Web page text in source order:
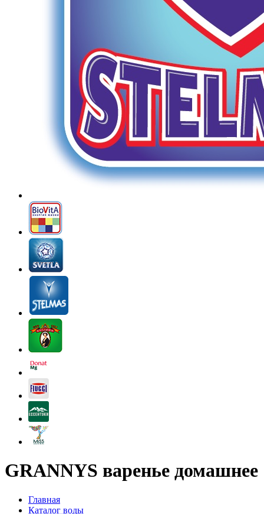
GRANNYS варенье домашнее
Главная
Каталог воды